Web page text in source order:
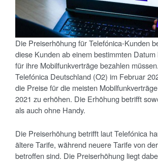
Die Preiserhöhung für Telefónica-Kunden
diese Kunden ab einem bestimmten
für ihre Mobilfunkverträge bezahlen
Telefónica Deutschland (O2) im Februar
die Preise für die meisten
2021 zu erhöhen. Die Erhöhung betrifft
als auch ohne Handy.
Die Preiserhöhung betrifft laut Telefónica
ältere Tarife, während neuere Tarife von
betroffen sind. Die Preiserhöhung liegt